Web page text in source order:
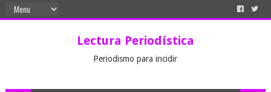
Lectura Periodística
Periodismo para incidir